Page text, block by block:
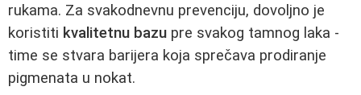
rukama. Za svakodnevnu prevenciju, dovoljno je
koristiti kvalitetnu bazu pre svakog tamnog laka -
time se stvara barijera koja sprečava prodiranje
pigmenata u nokat.